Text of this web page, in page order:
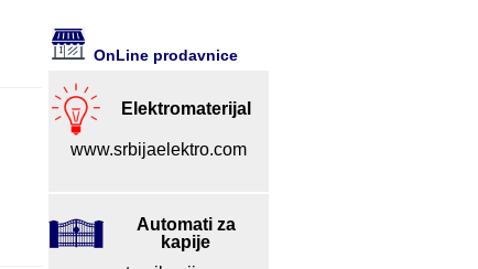
OnLine prodavnice
Elektromaterijal
www.srbijaelektro.com
Automati za
kapije